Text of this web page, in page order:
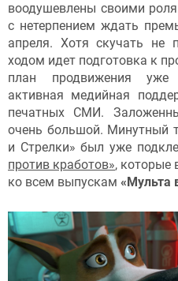
воодушевлены своими
с нетерпением ждать
апреля. Хотя скучать не
ходом идет подготовка к
план продвижения уже
активная медийная
печатных СМИ.
очень большой. Минутный
и Стрелки» был уже
против кработов», которые
ко всем выпускам «Мульта